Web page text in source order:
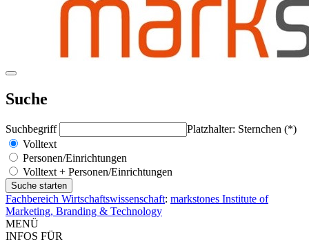
Suche
Suchbegriff
Platzhalter: Sternchen (*)
Volltext
Personen/Einrichtungen
Volltext + Personen/Einrichtungen
Fachbereich Wirtschaftswissenschaft: markstones Institute of
Marketing, Branding & Technology
MENÜ
INFOS FÜR